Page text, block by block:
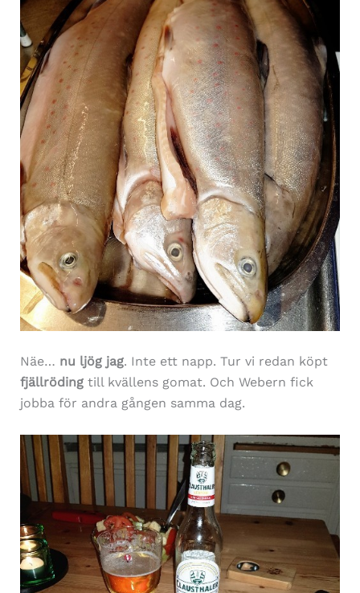
Näe… nu ljög jag. Inte ett napp. Tur vi redan köpt
fjällrödingtill kvällens gomat. Och Webern fick
jobba för andra gången samma dag.